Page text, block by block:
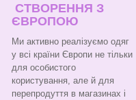
СТВОРЕННЯ З
ЄВРОПОЮ
Ми активно реалізуємо одяг
у всі країни Європи не тільки
для особистого
користування, але й для
перепродуття в магазинах і